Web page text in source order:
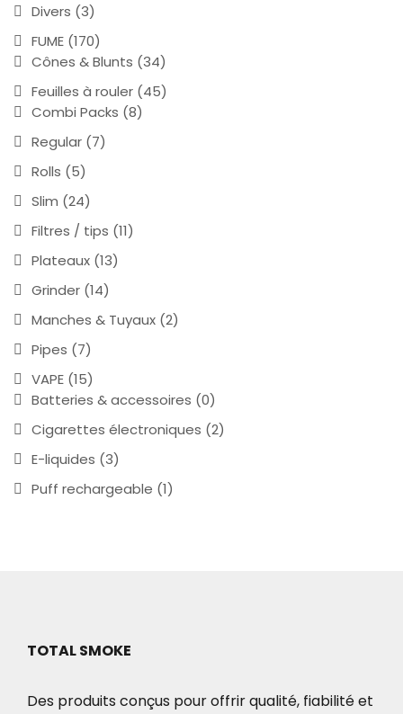
Divers (3)
FUME (170)
Cônes & Blunts (34)
Feuilles à rouler (45)
Combi Packs (8)
Regular (7)
Rolls (5)
Slim (24)
Filtres / tips (11)
Plateaux (13)
Grinder (14)
Manches & Tuyaux (2)
Pipes (7)
VAPE (15)
Batteries & accessoires (0)
Cigarettes électroniques (2)
E-liquides (3)
Puff rechargeable (1)
TOTAL SMOKE
Des produits conçus pour offrir qualité, fiabilité et